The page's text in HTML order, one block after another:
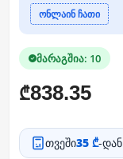
ონლაინ ჩათი
მარაგშია: 10
₾838.35
თვეში35 ₾-დან